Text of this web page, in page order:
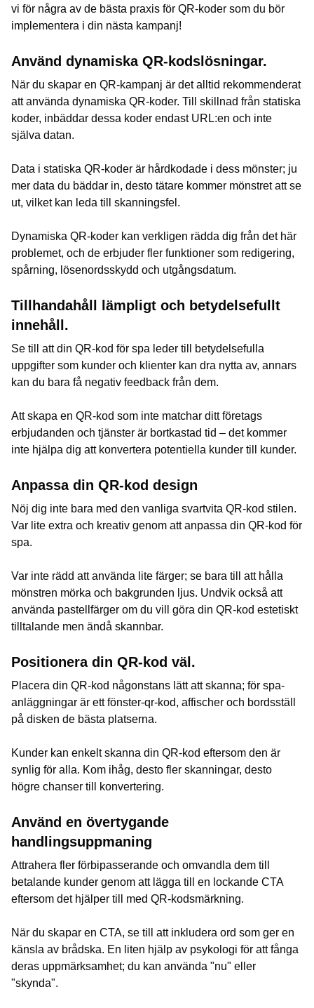
vi för några av de bästa praxis för QR-koder som du bör
implementera i din nästa kampanj!
Använd dynamiska QR-kodslösningar.
När du skapar en QR-kampanj är det alltid rekommenderat
att använda dynamiska QR-koder. Till skillnad från statiska
koder, inbäddar dessa koder endast URL:en och inte
själva datan.
Data i statiska QR-koder är hårdkodade i dess mönster; ju
mer data du bäddar in, desto tätare kommer mönstret att se
ut, vilket kan leda till skanningsfel.
Dynamiska QR-koder kan verkligen rädda dig från det här
problemet, och de erbjuder fler funktioner som redigering,
spårning, lösenordsskydd och utgångsdatum.
Tillhandahåll lämpligt och betydelsefullt
innehåll.
Se till att din QR-kod för spa leder till betydelsefulla
uppgifter som kunder och klienter kan dra nytta av, annars
kan du bara få negativ feedback från dem.
Att skapa en QR-kod som inte matchar ditt företags
erbjudanden och tjänster är bortkastad tid – det kommer
inte hjälpa dig att konvertera potentiella kunder till kunder.
Anpassa din QR-kod design
Nöj dig inte bara med den vanliga svartvita QR-kod stilen.
Var lite extra och kreativ genom att anpassa din QR-kod för
spa.
Var inte rädd att använda lite färger; se bara till att hålla
mönstren mörka och bakgrunden ljus. Undvik också att
använda pastellfärger om du vill göra din QR-kod estetiskt
tilltalande men ändå skannbar.
Positionera din QR-kod väl.
Placera din QR-kod någonstans lätt att skanna; för spa-
anläggningar är ett fönster-qr-kod, affischer och bordsställ
på disken de bästa platserna.
Kunder kan enkelt skanna din QR-kod eftersom den är
synlig för alla. Kom ihåg, desto fler skanningar, desto
högre chanser till konvertering.
Använd en övertygande
handlingsuppmaning
Attrahera fler förbipasserande och omvandla dem till
betalande kunder genom att lägga till en lockande CTA
eftersom det hjälper till med QR-kodsmärkning.
När du skapar en CTA, se till att inkludera ord som ger en
känsla av brådska. En liten hjälp av psykologi för att fånga
deras uppmärksamhet; du kan använda "nu" eller
"skynda".